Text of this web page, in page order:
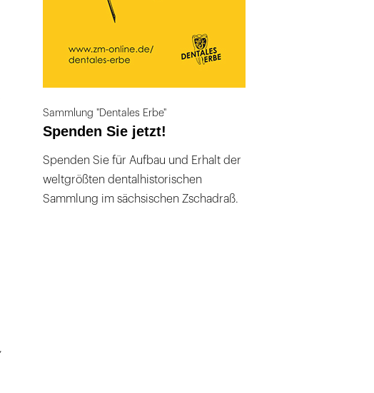
Sammlung "Dentales Erbe"
Spenden Sie jetzt!
Spenden Sie für Aufbau und Erhalt der
weltgrößten dentalhistorischen
Sammlung im sächsischen Zschadraß.